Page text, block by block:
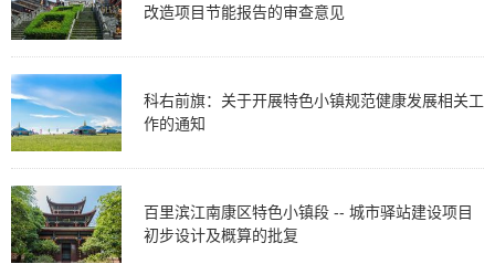
改造项目节能报告的审查意见
科右前旗：关于开展特色小镇规范健康发展相关工
作的通知
百里滨江南康区特色小镇段 -- 城市驿站建设项目
初步设计及概算的批复